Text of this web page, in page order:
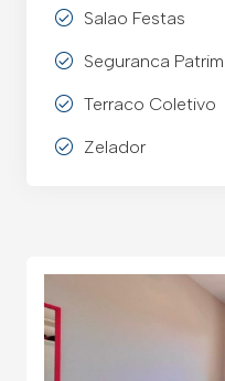
Salao Festas
Seguranca
Terraco Coletivo
Zelador